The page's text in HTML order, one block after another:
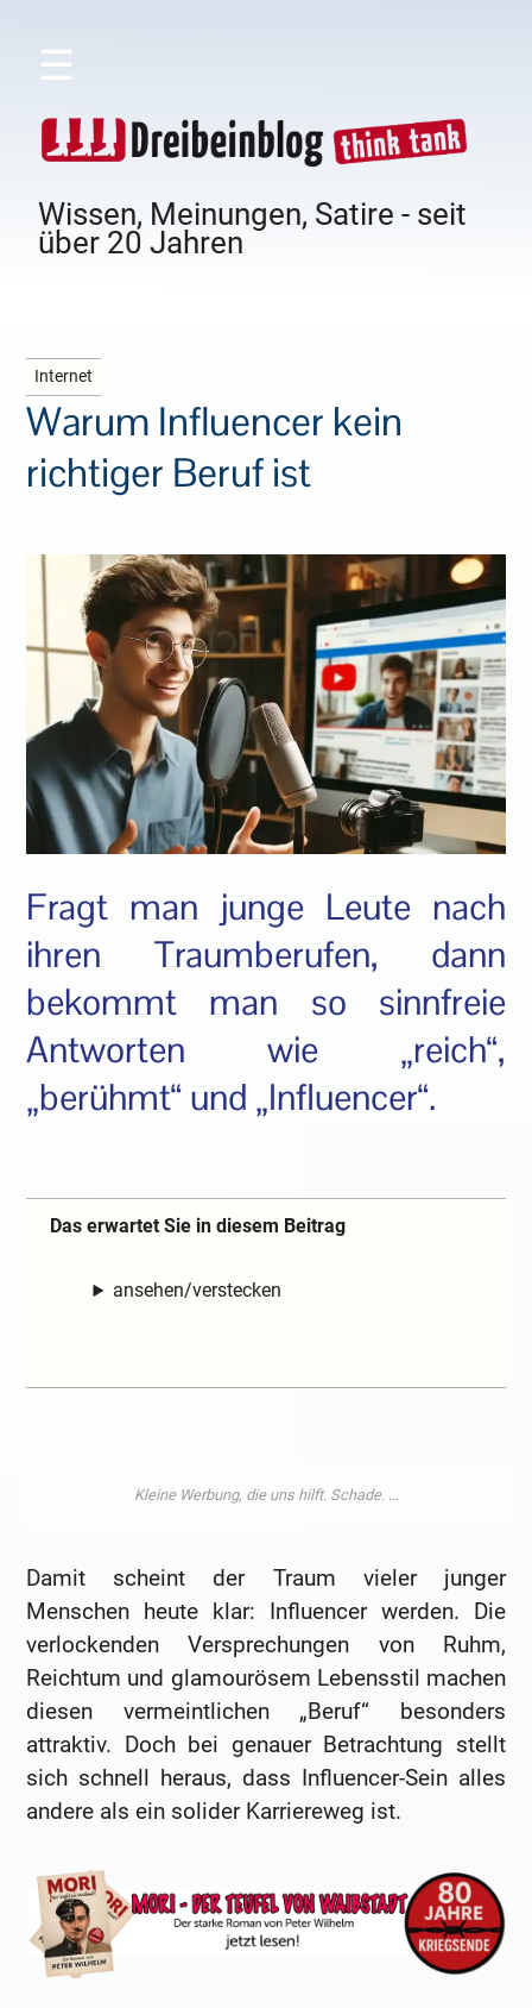
☰
Wissen, Meinungen, Satire - seit
über 20 Jahren
Internet
Warum Influencer kein
richtiger Beruf ist
Fragt man junge Leute nach
ihren Traumberufen, dann
bekommt man so sinnfreie
Antworten wie „reich“,
„berühmt“ und „Influencer“.
Das erwartet Sie in diesem Beitrag
ansehen/verstecken
Damit scheint der Traum vieler junger
Menschen heute klar: Influencer werden. Die
verlockenden Versprechungen von Ruhm,
Reichtum und glamourösem Lebensstil machen
diesen vermeintlichen „Beruf“ besonders
attraktiv. Doch bei genauer Betrachtung stellt
sich schnell heraus, dass Influencer-Sein alles
andere als ein solider Karriereweg ist.